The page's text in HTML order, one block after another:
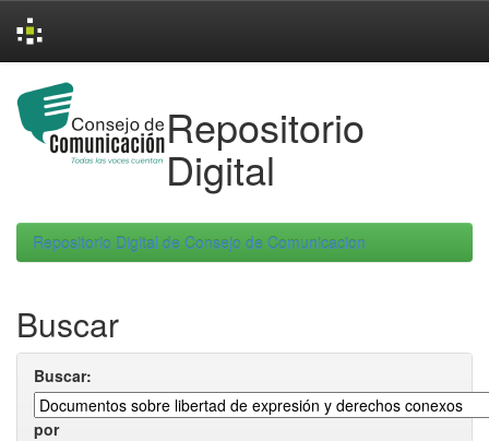
navigation
Repositorio
Digital
Repositorio Digital de Consejo de Comunicacion
Buscar
Buscar:
por